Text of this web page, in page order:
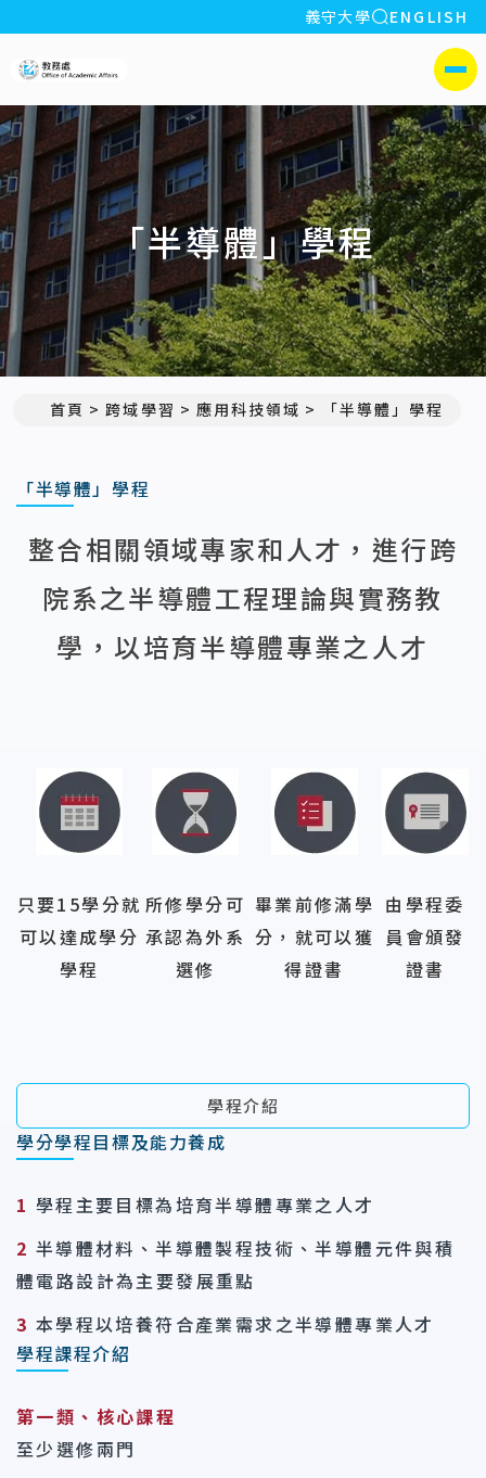
:::
義守大學 全站搜索
ENGLISH
側選單
「半導體」學程
首頁 跨域學習 應用科技領域 「半導體」學程
「半導體」學程
整合相關領域專家和人才，進行跨
院系之半導體工程理論與實務教
學，以培育半導體專業之人才
只要15學分就
可以達成學分
學程
所修學分可
承認為外系
選修
畢業前修滿學
分，就可以獲
得證書
由學程委
員會頒發
證書
學程介紹
學分學程目標及能力養成
1 學程主要目標為培育半導體專業之人才
2 半導體材料、半導體製程技術、半導體元件與積
體電路設計為主要發展重點
3 本學程以培養符合產業需求之半導體專業人才
學程課程介紹
第一類、核心課程
至少選修兩門